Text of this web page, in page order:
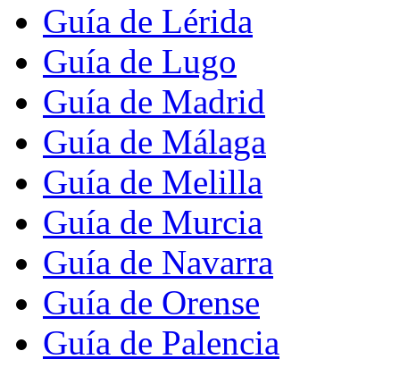
Guía de Lérida
Guía de Lugo
Guía de Madrid
Guía de Málaga
Guía de Melilla
Guía de Murcia
Guía de Navarra
Guía de Orense
Guía de Palencia